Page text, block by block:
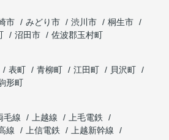
市 みどり市 渋川市
桐生市
沼田市
佐波郡玉村町
表町 青柳町 江田町
貝沢町
形町
毛線 上越線
上毛電鉄
線 上信電鉄
上越新幹線